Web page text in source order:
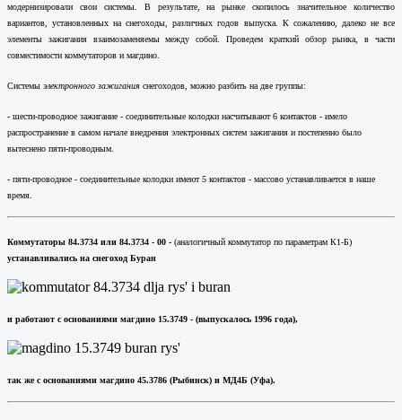
модернизировали свои системы. В результате, на рынке скопилось значительное количество
вариантов, установленных на снегоходы, различных годов выпуска. К сожалению, далеко не все
элементы зажигания взаимозаменяемы между собой. Проведем краткий обзор рынка, в части
совместимости коммутаторов и магдино.
Системы электронного зажигания снегоходов, можно разбить на две группы:
- шести-проводное зажигание - соединительные колодки насчитывают 6 контактов - имело
распространение в самом начале внедрения электронных систем зажигания и постепенно было
вытеснено пяти-проводным.
- пяти-проводное - соединительные колодки имеют 5 контактов - массово устанавливается в наше
время.
Коммутаторы 84.3734 или 84.3734 - 00 - (аналогичный коммутатор по параметрам К1-Б)
устанавливались на снегоход Буран
и работают с основаниями магдино 15.3749 - (выпускалось 1996 года),
так же с основаниями магдино 45.3786 (Рыбинск) и МД4Б (Уфа).